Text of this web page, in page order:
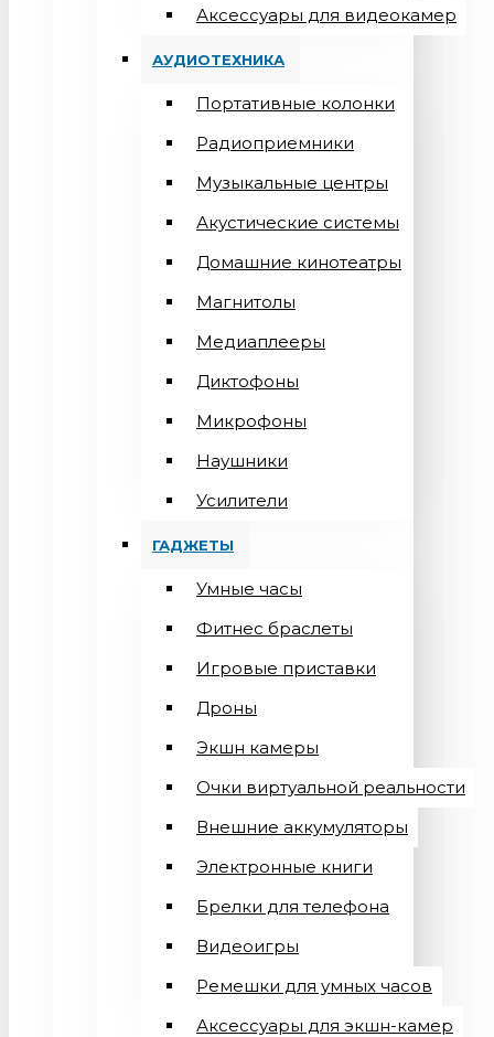
Аксессуары для видеокамер
АУДИОТЕХНИКА
Портативные колонки
Радиоприемники
Музыкальные центры
Акустические системы
Домашние кинотеатры
Магнитолы
Медиаплееры
Диктофоны
Микрофоны
Наушники
Усилители
ГАДЖЕТЫ
Умные часы
Фитнес браслеты
Игровые приставки
Дроны
Экшн камеры
Очки виртуальной реальности
Внешние аккумуляторы
Электронные книги
Брелки для телефона
Видеоигры
Ремешки для умных часов
Аксессуары для экшн-камер